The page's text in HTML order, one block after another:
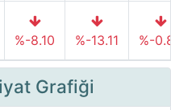
%-8.10 %-13.11 %-
Grafiği